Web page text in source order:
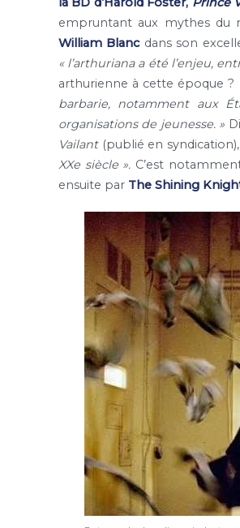
empruntant aux mythes du
William Blancdans son
« l’arthuriana a été l’enjeu,
arthurienne à cette époque ?
barbarie, notamment aux
organisations de jeunesse. »
Vailant(publié en
XXe siècle ». C’est
ensuite par The Shining